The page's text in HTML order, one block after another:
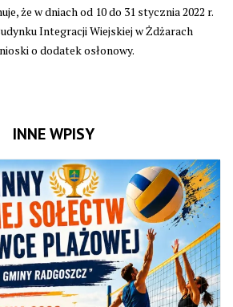
że w dniach od 10 do 31 stycznia 2022 r.
Integracji Wiejskiej w Żdżarach
o dodatek osłonowy.
INNE WPISY